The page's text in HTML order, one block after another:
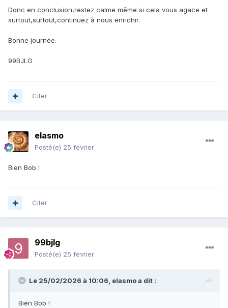
Donc en conclusion,restez calme même si cela vous agace et
surtout,surtout,continuez à nous enrichir.
Bonne journée.
99BJLG
Citer
elasmo
Posté(e) 25 février
Bien Bob !
Citer
99bjlg
Posté(e) 25 février
Le 25/02/2026 à 10:06, elasmoa dit :
Bien Bob !